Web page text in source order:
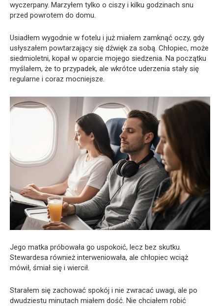
wyczerpany. Marzyłem tylko o ciszy i kilku godzinach snu
przed powrotem do domu.
Usiadłem wygodnie w fotelu i już miałem zamknąć oczy, gdy
usłyszałem powtarzający się dźwięk za sobą. Chłopiec, może
siedmioletni, kopał w oparcie mojego siedzenia. Na początku
myślałem, że to przypadek, ale wkrótce uderzenia stały się
regularne i coraz mocniejsze.
Jego matka próbowała go uspokoić, lecz bez skutku.
Stewardesa również interweniowała, ale chłopiec wciąż
mówił, śmiał się i wiercił.
Starałem się zachować spokój i nie zwracać uwagi, ale po
dwudziestu minutach miałem dość. Nie chciałem robić